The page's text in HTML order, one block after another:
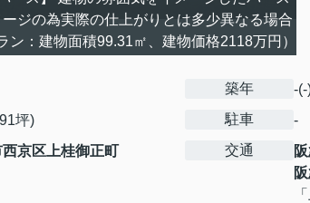
ジの為実際の仕上がりとは多少異なる場合
ン：建物面積99.31㎡、建物価格2118万円）
坪)
京区 上桂御正町
築年
-(-
駐車
-
交通